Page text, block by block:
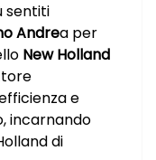
sentiti
Andrea per
New Holland
e
incarnando
di